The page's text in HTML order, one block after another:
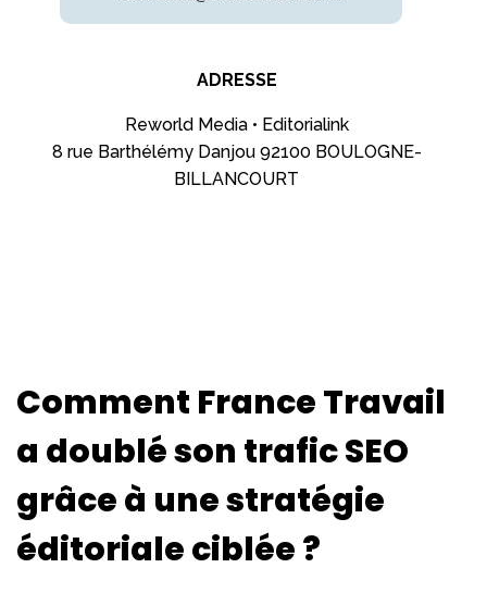
ADRESSE
Reworld Media • Editorialink
8 rue Barthélémy Danjou 92100 BOULOGNE-
BILLANCOURT
Comment France Travail
a doublé son trafic SEO
grâce à une stratégie
éditoriale ciblée ?